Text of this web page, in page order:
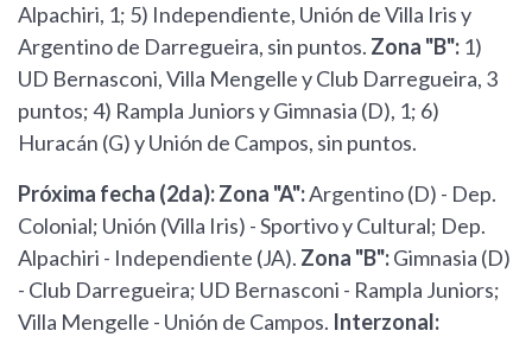
Alpachiri, 1; 5) Independiente, Unión de Villa Iris y
Argentino de Darregueira, sin puntos. Zona "B": 1)
UD Bernasconi, Villa Mengelle y Club Darregueira, 3
puntos; 4) Rampla Juniors y Gimnasia (D), 1; 6)
Huracán (G) y Unión de Campos, sin puntos.
Próxima fecha (2da): Zona "A":Argentino (D) - Dep.
Colonial; Unión (Villa Iris) - Sportivo y Cultural; Dep.
Alpachiri - Independiente (JA). Zona "B":Gimnasia (D)
- Club Darregueira; UD Bernasconi - Rampla Juniors;
Villa Mengelle - Unión de Campos. Interzonal: